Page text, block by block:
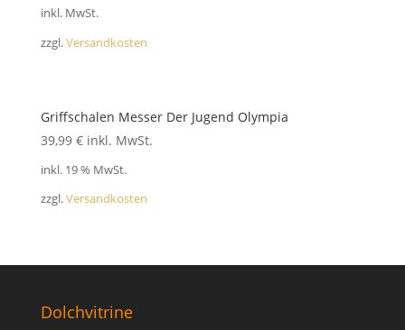
inkl. MwSt.
zzgl.Versandkosten
Griffschalen Messer Der Jugend Olympia
39,99 € inkl. MwSt.
inkl. 19 % MwSt.
zzgl.Versandkosten
Dolchvitrine